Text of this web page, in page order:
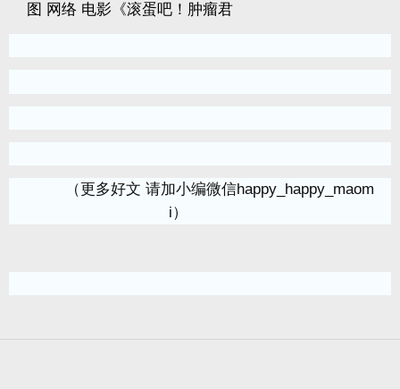
图 网络 电影《滚蛋吧！肿瘤君
（更多好文 请加小编微信happy_happy_maom
i）